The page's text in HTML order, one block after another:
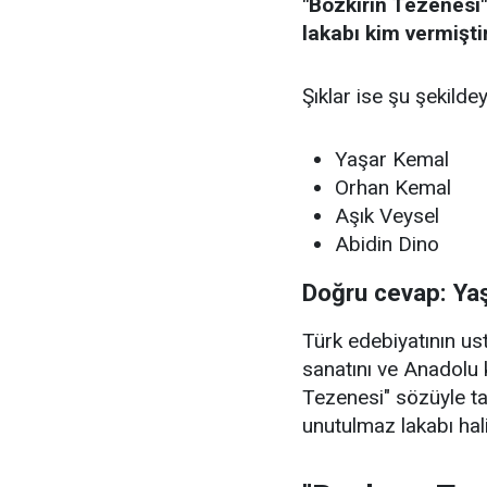
lakabı kim
Şıklar ise şu
Yaşar Kemal
Orhan Kemal
Aşık Veysel
Abidin Dino
Doğru cevap:
Türk edebiyatının
sanatını ve
Tezenesi" sözüyle
unutulmaz lakabı